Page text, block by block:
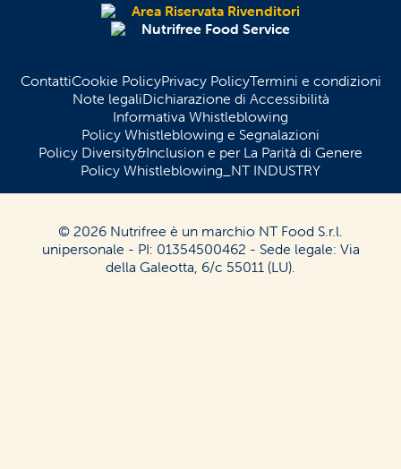
Area Riservata Rivenditori
Nutrifree Food Service
ContattiCookie PolicyPrivacy PolicyTermini e condizioni
Note legaliDichiarazione di Accessibilità
Informativa Whistleblowing
Policy Whistleblowing e Segnalazioni
Policy Diversity&Inclusion e per La Parità di Genere
Policy Whistleblowing_NT INDUSTRY
© 2026 Nutrifree è un marchio NT Food S.r.l.
unipersonale - PI: 01354500462 - Sede legale: Via
della Galeotta, 6/c 55011 (LU).